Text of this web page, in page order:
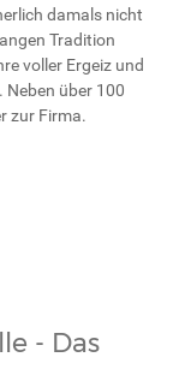
damals nicht
Tradition
voller Ergeiz und
Neben über 100
zur Firma.
- Das